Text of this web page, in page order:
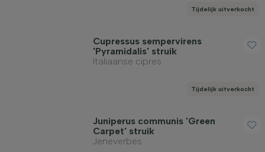
Tijdelijk uitverkocht
Cupressus sempervirens
'Pyramidalis' struik
Italiaanse cipres
Tijdelijk uitverkocht
Juniperus communis 'Green
Carpet' struik
Jeneverbes